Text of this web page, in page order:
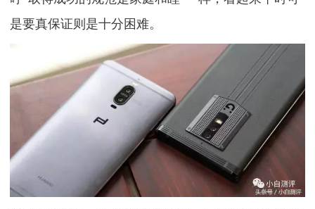
是要真保证则是十分困难。